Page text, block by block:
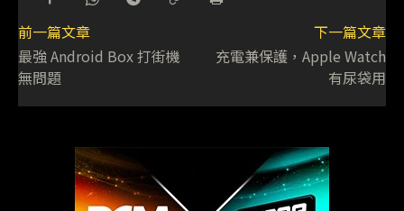
前一篇文章
最強 Android Box 打街機
無問題
下一篇文章
充電兼保護，Apple Watch
有尿袋用